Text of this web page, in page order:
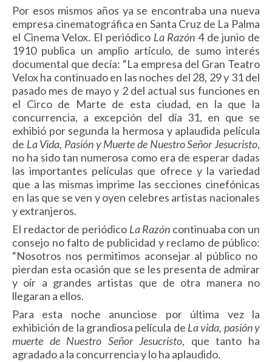
Por esos mismos años ya se encontraba una nueva
empresa cinematográfica en Santa Cruz de La Palma
el Cinema Velox. El periódico La Razón 4 de junio de
1910 publica un amplio artículo, de sumo interés
documental que decía: “La empresa del Gran Teatro
Velox ha continuado en las noches del 28, 29 y 31 del
pasado mes de mayo y 2 del actual sus funciones en
el Circo de Marte de esta ciudad, en la que la
concurrencia, a excepción del día 31, en que se
exhibió por segunda la hermosa y aplaudida película
de La Vida, Pasión y Muerte de Nuestro Señor Jesucristo,
no ha sido tan numerosa como era de esperar dadas
las importantes películas que ofrece y la variedad
que a las mismas imprime las secciones cinefónicas
en las que se ven y oyen celebres artistas nacionales
y extranjeros.
El redactor de periódico La Razón continuaba con un
consejo no falto de publicidad y reclamo de público:
“Nosotros nos permitimos aconsejar al público no
pierdan esta ocasión que se les presenta de admirar
y oír a grandes artistas que de otra manera no
llegaran a ellos.
Para esta noche anunciose por última vez la
exhibición de la grandiosa película de La vida, pasión y
muerte de Nuestro Señor Jesucristo, que tanto ha
agradado a la concurrencia y lo ha aplaudido.